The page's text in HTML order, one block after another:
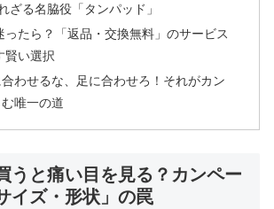
ざる名脇役「タンパッド」
ったら？「返品・交換無料」のサービス
賢い選択
わせるな、足に合わせろ！それがカン
唯一の道
うと痛い目を見る？カンペー
イズ・形状」の罠